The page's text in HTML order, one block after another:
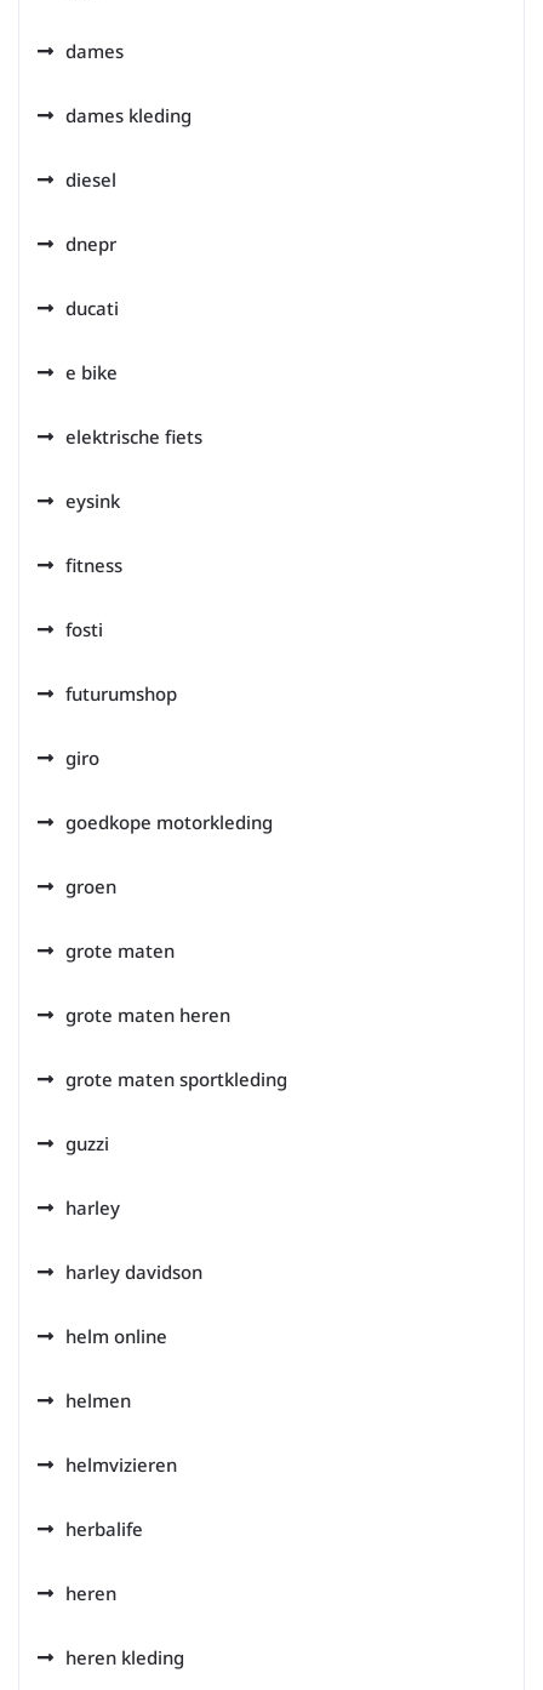
dames
dames kleding
diesel
dnepr
ducati
e bike
elektrische fiets
eysink
fitness
fosti
futurumshop
giro
goedkope motorkleding
groen
grote maten
grote maten heren
grote maten sportkleding
guzzi
harley
harley davidson
helm online
helmen
helmvizieren
herbalife
heren
heren kleding